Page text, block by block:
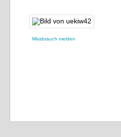
Missbrauch melden